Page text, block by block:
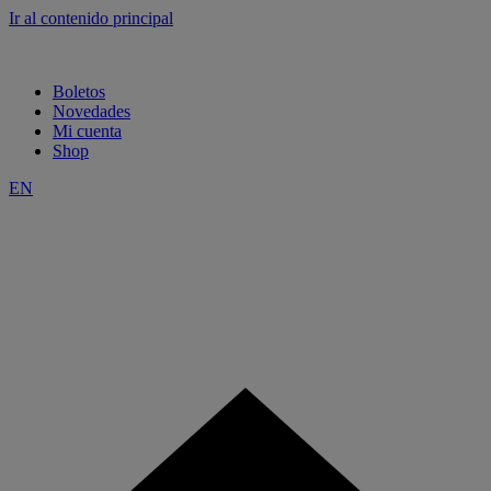
Ir al contenido principal
Boletos
Novedades
Mi cuenta
Shop
EN